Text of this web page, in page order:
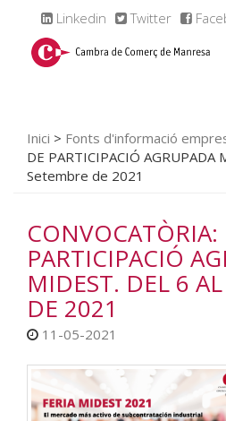
Linkedin Twitter
Inici > Fonts d'informació
DE PARTICIPACIÓ AGRUPADA
Setembre de 2021
CONVOCATÒRIA:
PARTICIPACIÓ
MIDEST. DEL 6
DE 2021
11-05-2021